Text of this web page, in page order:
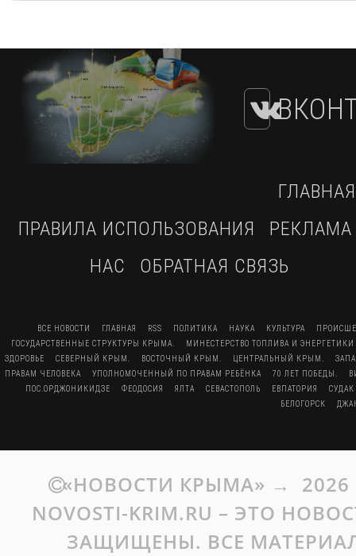
ГЛАВНАЯ
ПРАВИЛА ИСПОЛЬЗОВАНИЯ
РЕКЛАМА
НАС
ОБРАТНАЯ СВЯЗЬ
ВСЕ НОВОСТИ ГЛАВНАЯ RSS ПОЛИТИКА НАУКА КУЛЬТУРА
ГОСУДАРСТВЕННЫЕ СТРУКТУРЫ КРЫМА.
МИНЕСТЕРСТВО ТОПЛИВА И
ЗДОРОВЬЕ
СЕВЕРНЫЙ КРЫМ. ВОСТОЧНЫЙ КРЫМ. ЦЕНТРАЛЬНЫЙ КРЫМ.
ПРАВАМ ЧЕЛОВЕКА
УПОЛНОМОЧЕННЫЙ ПО ПРАВАМ РЕБЁНКА 70 ЛЕТ ПОБЕДЫ.
ПОС.ОРДЖОНИКИДЗЕ
ФЕОДОСИЯ ЯЛТА СЕВАСТОПОЛЬ ЕВПАТОРИЯ
СУДАК
БЕЛОГОРСК
«НОВОСТИ КРЫМА» → 2026
NOVOSTI-KRIM.RU – ЭТО
ЗАЩИЩЕНЫ. ВСЕ